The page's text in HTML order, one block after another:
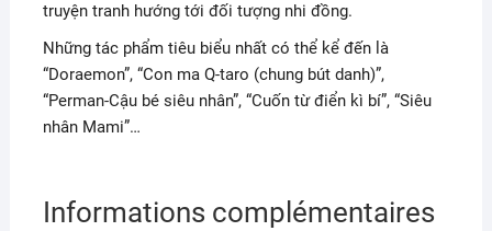
truyện tranh hướng tới đối tượng nhi đồng.
Những tác phẩm tiêu biểu nhất có thể kể đến là
“Doraemon”, “Con ma Q-taro (chung bút danh)”,
“Perman-Cậu bé siêu nhân”, “Cuốn từ điển kì bí”, “Siêu
nhân Mami”…
Informations complémentaires